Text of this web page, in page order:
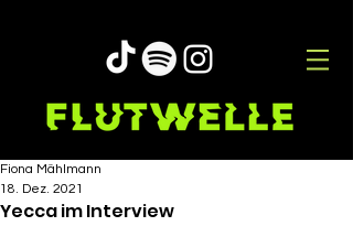
Yecca im Interview
Fiona Mählmann
18. Dez. 2021